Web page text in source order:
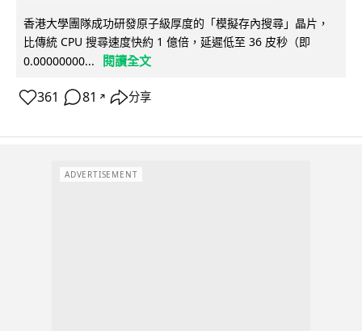
香港大學團隊成功研發原子級厚度的「模擬存內搜尋」晶片，
比傳統 CPU 搜尋速度快約 1 億倍，延遲低至 36 皮秒（即
0.00000000...
閱讀全文
361 81 ↗ 分享
ADVERTISEMENT